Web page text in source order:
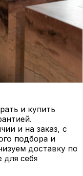
и купить
и на заказ, с
подбора и
доставку по
себя